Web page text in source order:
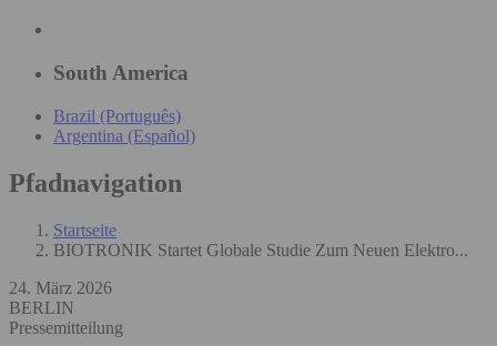
South America
Brazil (Português)
Argentina (Español)
Pfadnavigation
Startseite
BIOTRONIK Startet Globale Studie Zum Neuen Elektro...
24. März 2026
BERLIN
Pressemitteilung